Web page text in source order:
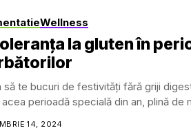
Wellness
la gluten în
să te bucuri de festivități fără griji
perioadă specială din an, plină
14, 2024